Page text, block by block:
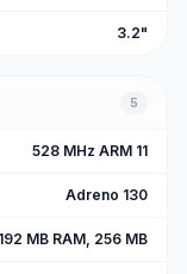
3.2"
5
528 MHz ARM 11
Adreno 130
192 MB RAM, 256 MB